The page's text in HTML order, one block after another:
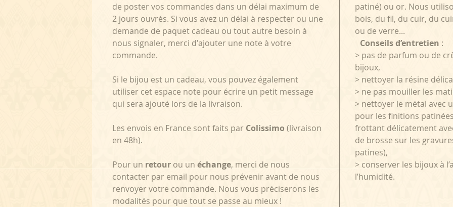
de poster vos commandes dans un délai maximum de
2 jours ouvrés. Si vous avez un délai à respecter ou une
demande de paquet cadeau ou tout autre besoin à
nous signaler, merci d'ajouter une note à votre
commande.
Si le bijou est un cadeau, vous pouvez également
utiliser cet espace note pour écrire un petit message
qui sera ajouté lors de la livraison.
Les envois en France sont faits par Colissimo (livraison
en 48h).
Pour un retour ou un échange, merci de nous
contacter par email pour nous prévenir avant de nous
renvoyer votre commande. Nous vous préciserons les
modalités pour que tout se passe au mieux !
patiné) ou or. Nous
bois, du fil, du cuir, du
ou de verre...
Conseils d’entretien :
> pas de parfum ou de
bijoux,
> nettoyer la résine
> ne pas mouiller les
> nettoyer le métal avec
pour les finitions
frottant délicatement
de brosse sur les
patines),
> conserver les bijoux à
l’humidité.